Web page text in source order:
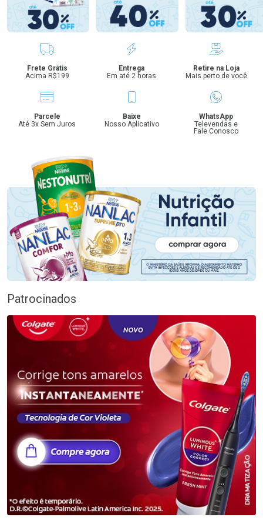
Benefícios
Frete Grátis
Acima R$199
Entrega
Em até 2 horas
Retire na Loja
Mais perto de você
Parcele
Até 3x Sem Juros
Baixe
Nosso Aplicativo
WhatsApp
Televendas e
Fale Conosco
Patrocinados